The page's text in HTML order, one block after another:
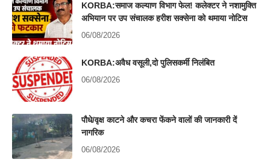
KORBA:समाज कल्याण विभाग फेल! कलेक्टर ने नशामुक्ति
अभियान पर उप संचालक हरीश सक्सेना को थमाया नोटिस
06/08/2026
KORBA:अवैध वसूली,दो पुलिसकर्मी निलंबित
06/08/2026
पौधे/वृक्ष काटने और कचरा फेंकने वालों की जानकारी दें
नागरिक
06/08/2026